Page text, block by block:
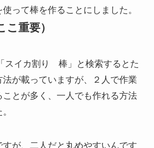
って棒を作ることにしました。
こ重要）
スイカ割り 棒」と検索するとた
法が載っていますが、２人で作業
ことが多く、一人でも作れる方法
すが、二人だと丸めやすいんです